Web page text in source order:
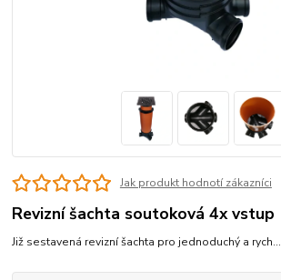
Jak produkt hodnotí zákazníci
Revizní šachta soutoková 4x vstup
Již sestavená revizní šachta pro jednoduchý a rych...